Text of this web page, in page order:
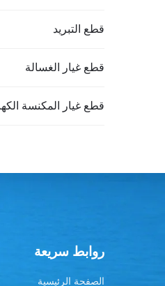
قطع التبريد
قطع غيار الغسالة
قطع غيار المكنسة
روابط سريعة
الصفحة الرئيسية